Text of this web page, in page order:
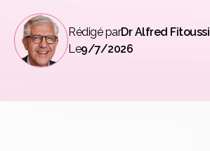
Rédigé parDr Alfred Fitoussi
Le9/7/2026